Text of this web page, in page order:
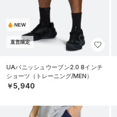
NEW
直営限定
UAバニッシュウーブン2.0 8インチ
ショーツ（トレーニング/MEN）
￥5,940